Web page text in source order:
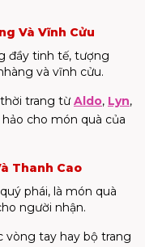
Và Vĩnh Cửu
đầy tinh tế, tượng
và vĩnh cửu.
trang từAldo, Lyn,
cho món quà của
Thanh Cao
phái, là món quà
người nhận.
vòng tay hay bộ trang